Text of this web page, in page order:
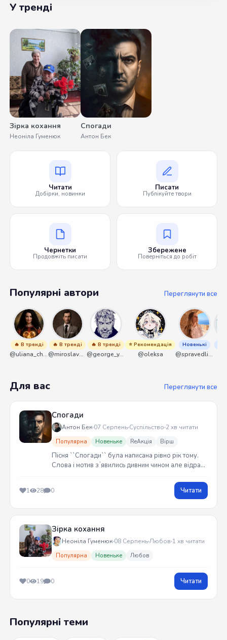
У тренді
Зірка кохання
Неоніла Гуменюк
Спогади
Антон Бек
Читати
Добірки, новинки
Писати
Публікуйте твори
Чернетки
Продовжіть писати
Збережене
Поверніться до робіт
Популярні автори Переглянути все
🔥 В тренді
@uliana_chernenko
🔥 В тренді
@miroslavmaniyk
🔥 В тренді
@george_y_lawlett
⭐ Рекомендація
@oleksa
Новенькі
@spravedliwa
Для вас Переглянути все
Спогади
Антон Бек 07 Серпень Суспільство 2 хв читати
Популярна Новеньке ReАкція Вірш
Пісня ``Спогади`` була написана рівно рік тому.
Слова і мотив зʼявились дивним чином але відразу
1 28 0 Читати
Зірка кохання
Неоніла Гуменюк 08 СерпеньЛюбов 1 хв читати
Популярна Новеньке Любов
0 19 0 Читати
Популярні теми